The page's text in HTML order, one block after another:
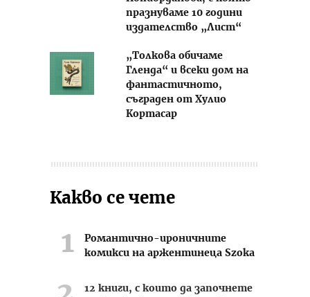
празнуваме 10 години
издателство „Лист“
„Толкова обичаме
Гленда“ и всеки дом на
фантастичното,
съграден от Хулио
Кортасар
Какво се чете
Романтично-ироничните
комикси на аржентинеца Szoka
12 книги, с които да започнете